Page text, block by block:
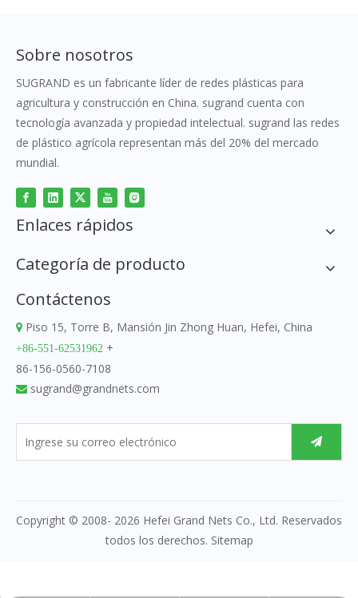
Sobre nosotros
SUGRAND es un fabricante líder de redes plásticas para
agricultura y construcción en China. sugrand cuenta con
tecnología avanzada y propiedad intelectual. sugrand las redes
de plástico agrícola representan más del 20% del mercado
mundial.
Enlaces rápidos
Categoría de producto
Contáctenos
 Piso 15, Torre B, Mansión Jin Zhong Huan, Hefei, China
+86-551-62531962 +
86-156-0560-7108
 sugrand@grandnets.com
Copyright © 2008- 2026 Hefei Grand Nets Co., Ltd. Reservados
todos los derechos. Sitemap